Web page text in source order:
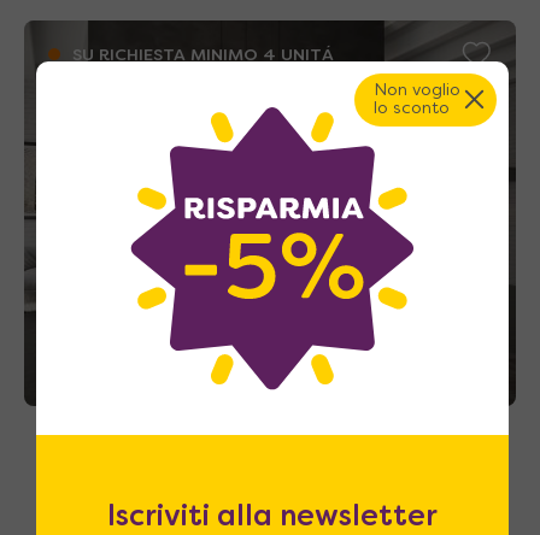
SU RICHIESTA MINIMO 4 UNITÁ
Gallura – Cucina monoblocco a scomparsa
Richiedi Prezzo
Non voglio
lo sconto
Iscriviti alla newsletter